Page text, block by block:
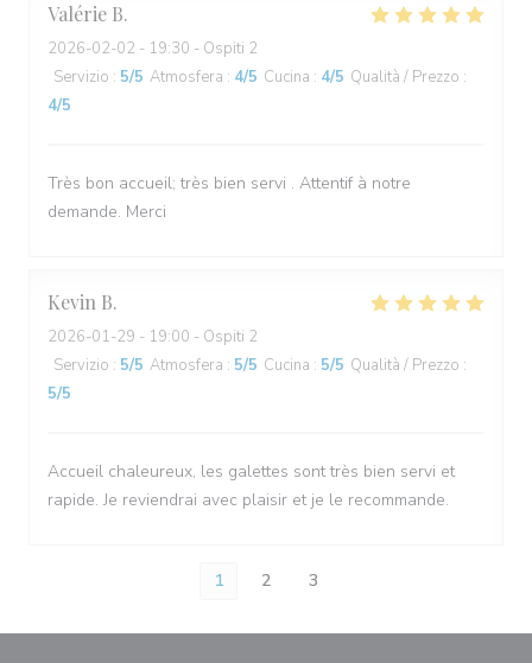
Valérie B
2026-02-02 - 19:30 - Ospiti 2
Servizio : 5/5 Atmosfera : 4/5 Cucina : 4/5 Qualità / Prezzo :
4/5
Très bon accueil; très bien servi . Attentif à notre
demande. Merci
Kevin B
2026-01-29 - 19:00 - Ospiti 2
Servizio : 5/5 Atmosfera : 5/5 Cucina : 5/5 Qualità / Prezzo :
5/5
Accueil chaleureux, les galettes sont très bien servi et
rapide. Je reviendrai avec plaisir et je le recommande.
1 2 3